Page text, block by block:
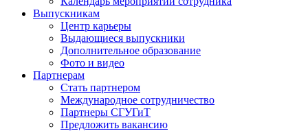
Выпускникам
Центр карьеры
Выдающиеся выпускники
Дополнительное образование
Фото и видео
Партнерам
Стать партнером
Международное сотрудничество
Партнеры СГУГиТ
Предложить вакансию